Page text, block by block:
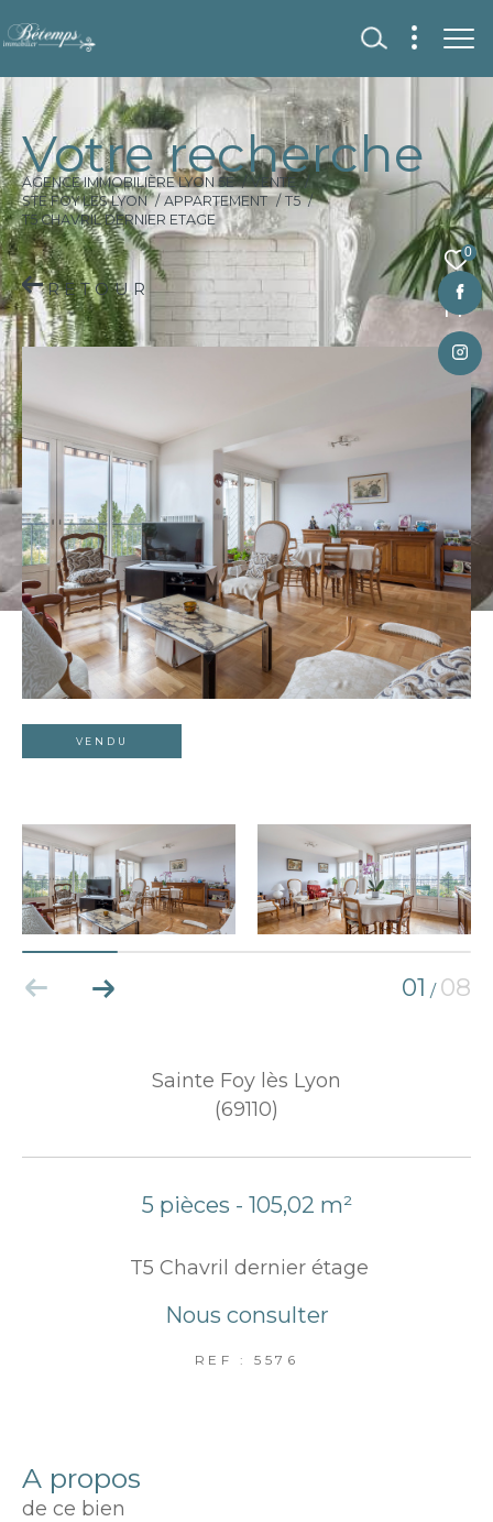
Fr
0
Votre recherche
AGENCE IMMOBILIÈRE LYON 5E
VENTE
STE FOY LES LYON
APPARTEMENT
T5
T5 CHAVRIL DERNIER ETAGE
RETOUR
VENDU
01 / 08
Sainte Foy lès Lyon
(69110)
5 pièces - 105,02 m²
T5 Chavril dernier étage
Nous consulter
REF : 5576
a propos
de ce bien